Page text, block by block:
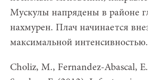
Мускулы напрядены в районе
нахмурен. Плач начинается
максимальной интенсивностью.
Choliz, M., Fernandez-Abascal,